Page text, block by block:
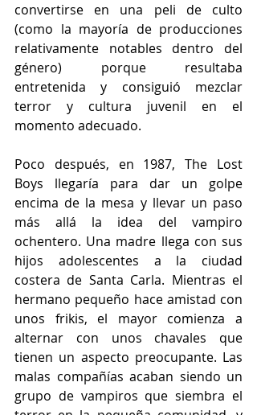
convertirse en una peli de culto
(como la mayoría de producciones
relativamente notables dentro del
género) porque resultaba
entretenida y consiguió mezclar
terror y cultura juvenil en el
momento adecuado.
Poco después, en 1987, The Lost
Boys llegaría para dar un golpe
encima de la mesa y llevar un paso
más allá la idea del vampiro
ochentero. Una madre llega con sus
hijos adolescentes a la ciudad
costera de Santa Carla. Mientras el
hermano pequeño hace amistad con
unos frikis, el mayor comienza a
alternar con unos chavales que
tienen un aspecto preocupante. Las
malas compañías acaban siendo un
grupo de vampiros que siembra el